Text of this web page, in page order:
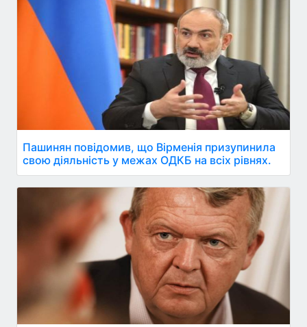
Пашинян повідомив, що Вірменія призупинила
свою діяльність у межах ОДКБ на всіх рівнях.